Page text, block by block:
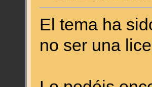
El tema ha
no ser una